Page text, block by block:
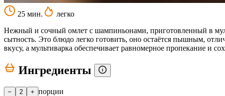
25 мин.
легко
Нежный и сочный омлет с шампиньонами, приготовленный в
сытность. Это блюдо легко готовить, оно остаётся пышным,
вкусу, а мультиварка обеспечивает равномерное пропекание и
Ингредиенты
− 2 + порции